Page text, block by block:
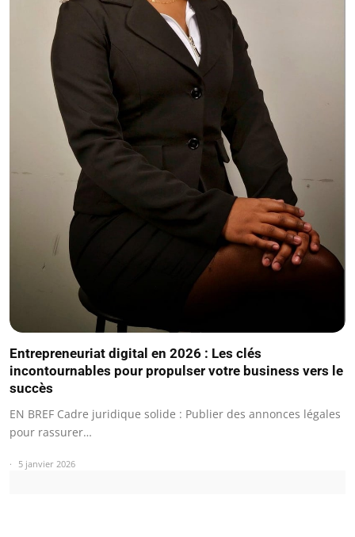
Entrepreneuriat digital en 2026 : Les clés
incontournables pour propulser votre business vers le
succès
EN BREF Cadre juridique solide : Publier des annonces légales
pour rassurer…
5 janvier 2026